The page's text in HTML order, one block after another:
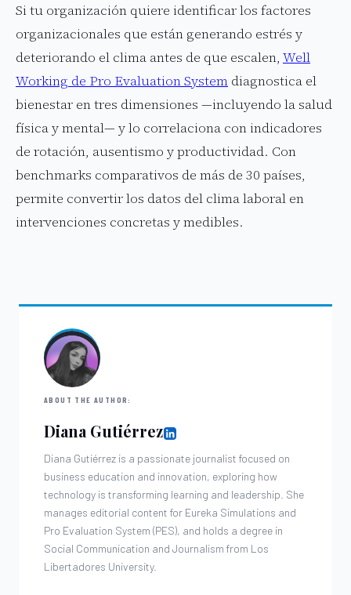
Si tu organización quiere identificar los factores
organizacionales que están generando estrés y
deteriorando el clima antes de que escalen, Well
Working de Pro Evaluation System diagnostica el
bienestar en tres dimensiones —incluyendo la salud
física y mental— y lo correlaciona con indicadores
de rotación, ausentismo y productividad. Con
benchmarks comparativos de más de 30 países,
permite convertir los datos del clima laboral en
intervenciones concretas y medibles.
ABOUT THE AUTHOR:
Diana Gutiérrez
Diana Gutiérrez is a passionate journalist focused on
business education and innovation, exploring how
technology is transforming learning and leadership. She
manages editorial content for Eureka Simulations and
Pro Evaluation System (PES), and holds a degree in
Social Communication and Journalism from Los
Libertadores University.